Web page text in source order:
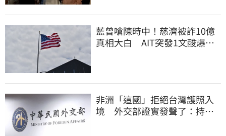
藍曾嗆陳時中！慈濟被詐10億
真相大白 AIT突發1文酸爆…
非洲「這國」拒絕台灣護照入
境 外交部證實發聲了：持續